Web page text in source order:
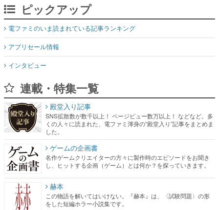
ピックアップ
電ファミのいま読まれている記事ランキング
アプリセール情報
インタビュー
連載・特集一覧
殿堂入り記事
SNS拡散数が数千以上！ ページビュー数万以上！ などなど。多
くの人々に読まれた、電ファミ渾身の“殿堂入り”記事をまとめま
した。
ゲームの企画書
名作ゲームクリエイターの方々に製作時のエピソードをお聞き
し、ヒットする企画（ゲーム）とは何か？を探っていきます。
赫本
この物語を解いてはいけない。『赫本』は、〈試験問題〉の形
をした短編ホラー小説集です。